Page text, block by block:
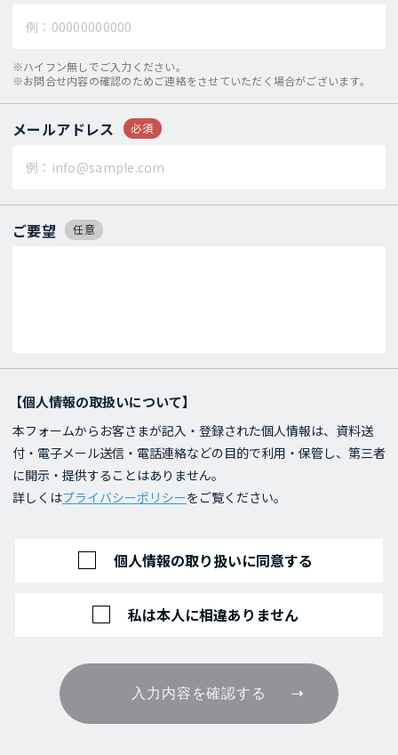
※ハイフン無しでご入力ください。
※お問合せ内容の確認のためご連絡をさせていただく場合がございます。
メールアドレス 必須
ご要望 任意
【個人情報の取扱いについて】
本フォームからお客さまが記入・登録された個人情報は、資料送
付・電子メール送信・電話連絡などの目的で利用・保管し、第三者
に開示・提供することはありません。
詳しくはプライバシーポリシーをご覧ください。
個人情報の取り扱いに同意する
私は本人に相違ありません
入力内容を確認する